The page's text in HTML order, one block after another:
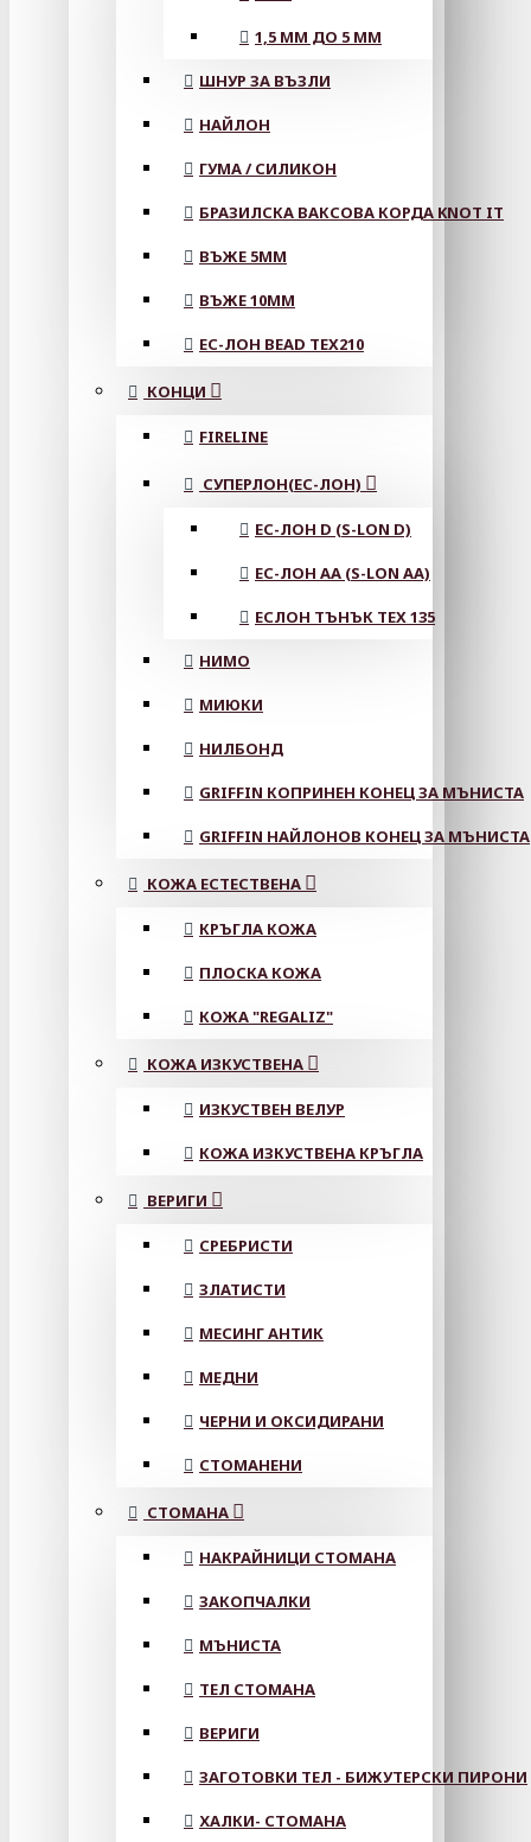
1,5 ММ ДО 5 ММ
ШНУР ЗА ВЪЗЛИ
НАЙЛОН
ГУМА / СИЛИКОН
БРАЗИЛСКА ВАКСОВА КОРДА KNOT IT
ВЪЖЕ 5MM
ВЪЖЕ 10MM
ЕС-ЛОН BEAD TEX210
КОНЦИ
FIRELINE
СУПЕРЛОН(ЕС-ЛОН)
ЕС-ЛОН D (S-LON D)
ЕС-ЛОН АА (S-LON AA)
ЕСЛОН ТЪНЪК TEX 135
НИМО
МИЮКИ
НИЛБОНД
GRIFFIN КОПРИНЕН КОНЕЦ ЗА МЪНИСТА
GRIFFIN НАЙЛОНОВ КОНЕЦ ЗА МЪНИСТА
КОЖА ЕСТЕСТВЕНА
КРЪГЛА КОЖА
ПЛОСКА КОЖА
КОЖА "REGALIZ"
КОЖА ИЗКУСТВЕНА
ИЗКУСТВЕН ВЕЛУР
КОЖА ИЗКУСТВЕНА КРЪГЛА
ВЕРИГИ
СРЕБРИСТИ
ЗЛАТИСТИ
МЕСИНГ АНТИК
МЕДНИ
ЧЕРНИ И ОКСИДИРАНИ
СТОМАНЕНИ
СТОМАНА
НАКРАЙНИЦИ СТОМАНА
ЗАКОПЧАЛКИ
МЪНИСТА
ТЕЛ СТОМАНА
ВЕРИГИ
ЗАГОТОВКИ ТЕЛ - БИЖУТЕРСКИ ПИРОНИ
ХАЛКИ- СТОМАНА